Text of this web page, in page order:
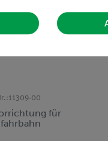
11309-00
für